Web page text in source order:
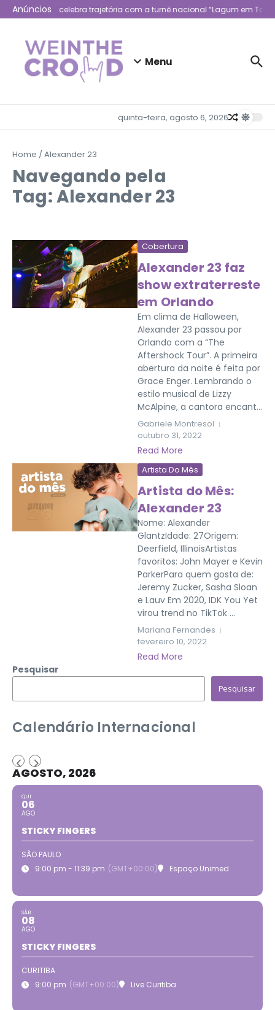
Ir para o conteúdo
Anúncios
Lagum celebra trajetória com a turnê nacional “Lagum em Todo
Menu
quinta-feira, agosto 6, 2026
Home /Alexander 23
Navegando pela
Tag: Alexander 23
Cobertura
Alexander 23 faz
show extraterreste
em Orlando
Em clima de Halloween,
Alexander 23 passou por
Orlando com a “The
Aftershock Tour”. A primeira
abertura da noite é feita por
Grace Enger. Lembrando o
estilo musical de Lizzy
McAlpine, a cantora encant...
Gabriele Montresol
outubro 31, 2022
Read More
Artista Do Mês
Artista do Mês:
Alexander 23
Nome: Alexander
GlantzIdade: 27Origem:
Deerfield, IllinoisArtistas
favoritos: John Mayer e Kevin
ParkerPara quem gosta de:
Jeremy Zucker, Sasha Sloan
e Lauv Em 2020, IDK You Yet
virou trend no TikTok ...
Mariana Fernandes
fevereiro 10, 2022
Read More
Pesquisar
Pesquisar
Calendário Internacional
AGOSTO, 2026
QUI
06
AGO
STICKY FINGERS
SÃO PAULO
9:00 pm - 11:39 pm (GMT+00:00) Espaço Unimed
SÁB
08
AGO
STICKY FINGERS
CURITIBA
9:00 pm (GMT+00:00) Live Curitiba